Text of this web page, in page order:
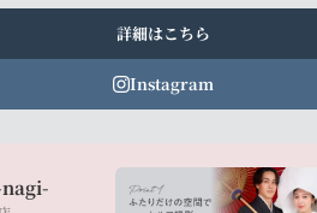
詳細はこちら
Instagram
nagi-